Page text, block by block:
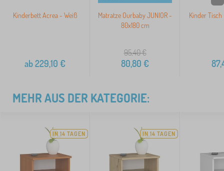
Kinderbett Acrea - Weiß
ab229,10 €
Matratze Ourbaby JUNIOR -
80x180 cm
95,40€
80,80 €
Kinder Tisch
MEHR AUS DER KATEGORIE:
IN 14 TAGEN IN 14 TAGEN